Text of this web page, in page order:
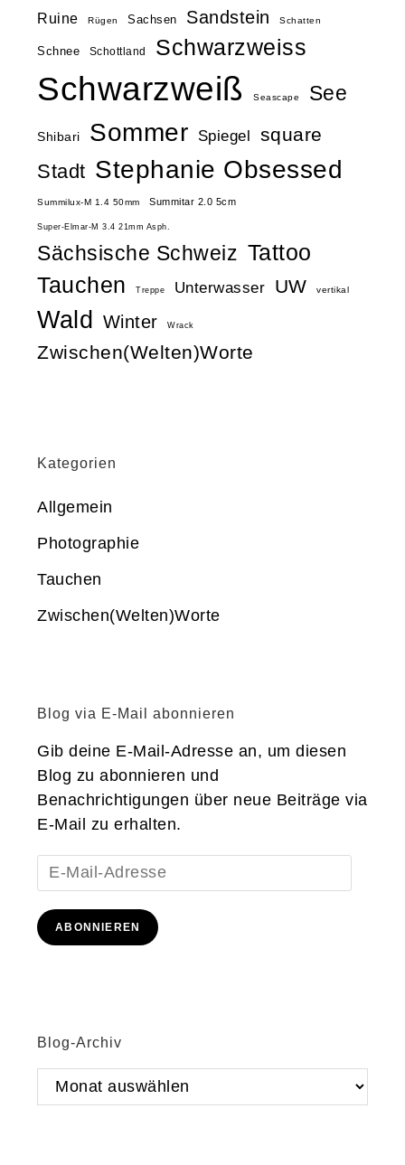
Ruine Rügen Sachsen Sandstein Schatten
Schnee Schottland Schwarzweiss
Schwarzweiß Seascape See
Shibari Sommer Spiegel square
Stadt Stephanie Obsessed
Summilux-M 1.4 50mm Summitar 2.0 5cm
Super-Elmar-M 3.4 21mm Asph.
Sächsische Schweiz Tattoo
Tauchen
Treppe Unterwasser UW vertikal
Wald Winter Wrack
Zwischen(Welten)Worte
Kategorien
Allgemein
Photographie
Tauchen
Zwischen(Welten)Worte
Blog via E-Mail abonnieren
Gib deine E-Mail-Adresse an, um diesen
Blog zu abonnieren und
Benachrichtigungen über neue Beiträge via
E-Mail zu erhalten.
E-
Mail-
Adresse
ABONNIEREN
Blog-Archiv
Blog-
Archiv